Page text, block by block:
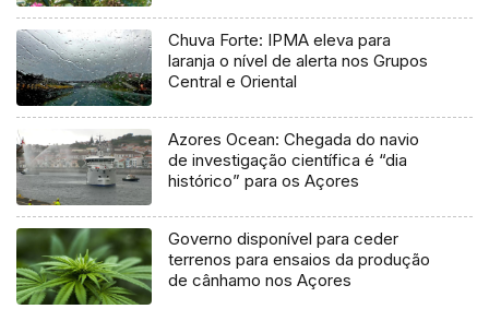
Chuva Forte: IPMA eleva para
laranja o nível de alerta nos Grupos
Central e Oriental
Azores Ocean: Chegada do navio
de investigação científica é “dia
histórico” para os Açores
Governo disponível para ceder
terrenos para ensaios da produção
de cânhamo nos Açores